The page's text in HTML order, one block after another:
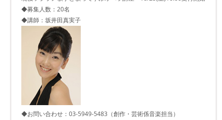
◆募集人数：20名
◆講師：坂井田真実子
◆お問い合わせ：03-5949-5483（創作・芸術係音楽担当）